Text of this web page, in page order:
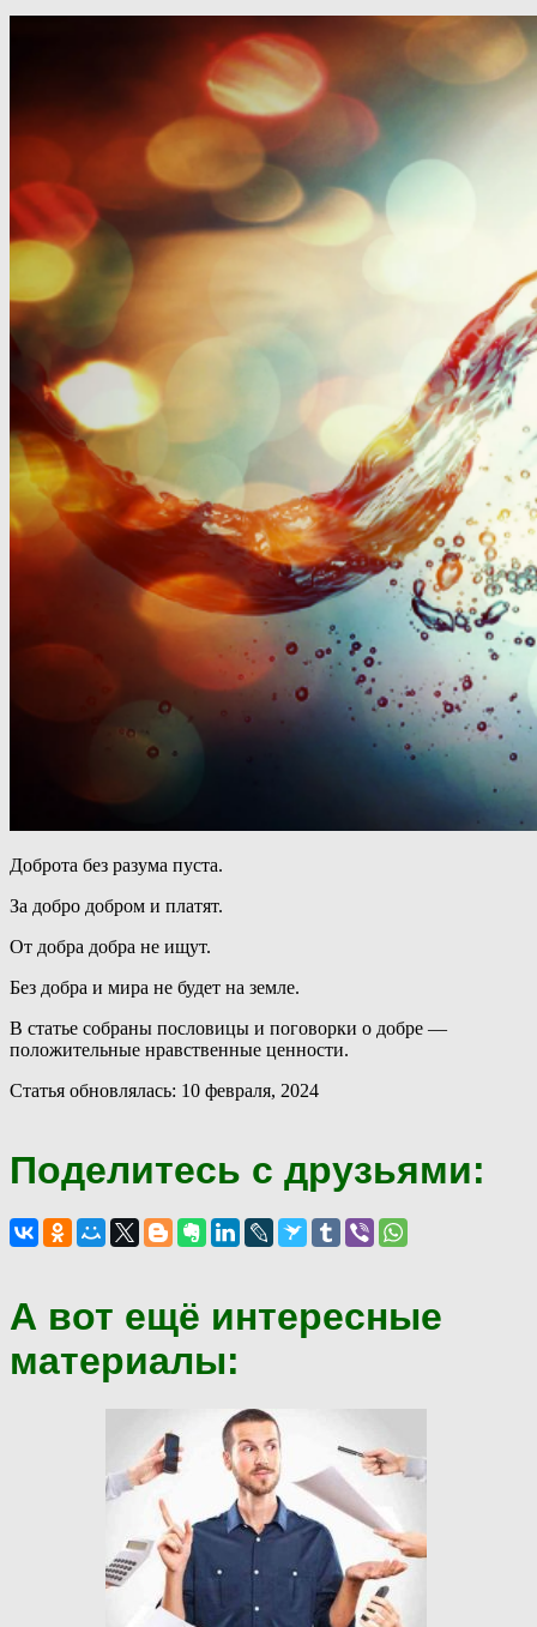
Доброта без разума пуста.
За добро добром и платят.
От добра добра не ищут.
Без добра и мира не будет на земле.
В статье собраны пословицы и поговорки о добре —
положительные нравственные ценности.
Статья обновлялась: 10 февраля, 2024
Поделитесь с друзьями:
А вот ещё интересные
материалы: